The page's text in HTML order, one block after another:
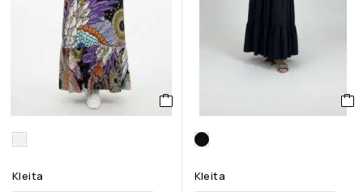
Kleita Kleita